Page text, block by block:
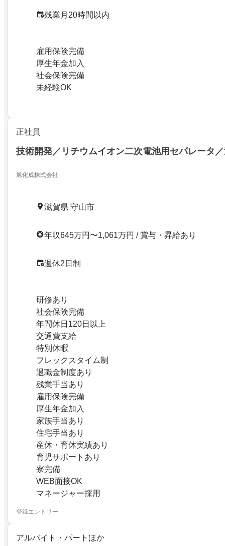
残業月20時間以内
雇用保険完備
厚生年金加入
社会保険完備
未経験OK
正社員
技術開発／リチウムイオン二次電池用セパレータ
旭化成株式会社
滋賀県 守山市
年収645万円〜1,061万円 / 賞与・昇給あり
週休2日制
研修あり
社会保険完備
年間休日120日以上
交通費支給
特別休暇
フレックスタイム制
退職金制度あり
残業手当あり
雇用保険完備
厚生年金加入
家族手当あり
住宅手当あり
産休・育休実績あり
育児サポートあり
寮完備
WEB面接OK
マネージャー採用
登録エントリー
アルバイト・パートほか